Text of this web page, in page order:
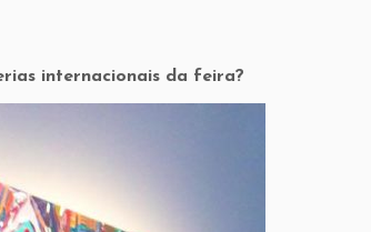
internacionais da feira?